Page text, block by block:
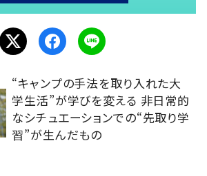
“キャンプの手法を取り入れた大
学生活”が学びを変える 非日常的
なシチュエーションでの“先取り学
習”が生んだもの